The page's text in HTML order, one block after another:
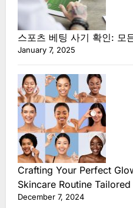
스포츠 베팅 사기 확인: 모
January 7, 2025
Crafting Your Perfect
Skincare Routine
December 7, 2024